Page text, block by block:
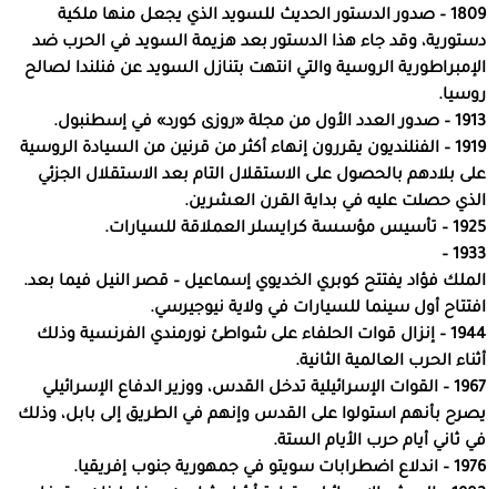
1809 – صدور الدستور الحديث للسويد الذي يجعل منها ملكية
دستورية، وقد جاء هذا الدستور بعد هزيمة السويد في الحرب ضد
الإمبراطورية الروسية والتي انتهت بتنازل السويد عن فنلندا لصالح
روسيا.
1913 – صدور العدد الأول من مجلة «روزى كورد» في إسطنبول.
1919 – الفنلنديون يقررون إنهاء أكثر من قرنين من السيادة الروسية
على بلادهم بالحصول على الاستقلال التام بعد الاستقلال الجزئي
الذي حصلت عليه في بداية القرن العشرين.
1925 – تأسيس مؤسسة كرايسلر العملاقة للسيارات.
1933 –
الملك فؤاد يفتتح كوبري الخديوي إسماعيل – قصر النيل فيما بعد.
افتتاح أول سينما للسيارات في ولاية نيوجيرسي.
1944 – إنزال قوات الحلفاء على شواطئ نورمندي الفرنسية وذلك
أثناء الحرب العالمية الثانية.
1967 – القوات الإسرائيلية تدخل القدس، ووزير الدفاع الإسرائيلي
يصرح بأنهم استولوا على القدس وإنهم في الطريق إلى بابل، وذلك
في ثاني أيام حرب الأيام الستة.
1976 – اندلاع اضطرابات سويتو في جمهورية جنوب إفريقيا.